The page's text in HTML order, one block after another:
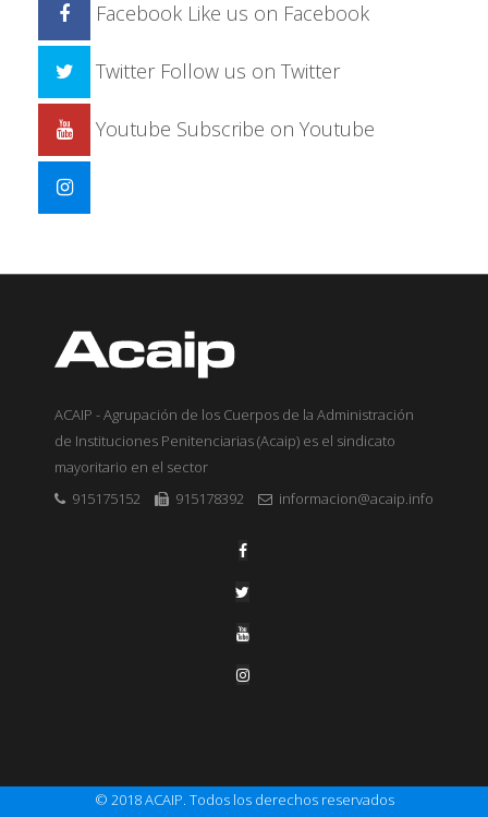
Facebook Like us on Facebook
Twitter Follow us on Twitter
Youtube Subscribe on Youtube
ACAIP - Agrupación de los Cuerpos de la Administración
de Instituciones Penitenciarias (Acaip) es el sindicato
mayoritario en el sector
915175152
915178392 informacion@acaip.info
© 2018 ACAIP. Todos los derechos reservados